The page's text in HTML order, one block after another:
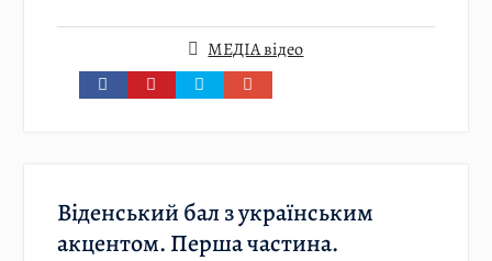
МЕДІА відео
Віденський бал з українським
акцентом. Перша частина.